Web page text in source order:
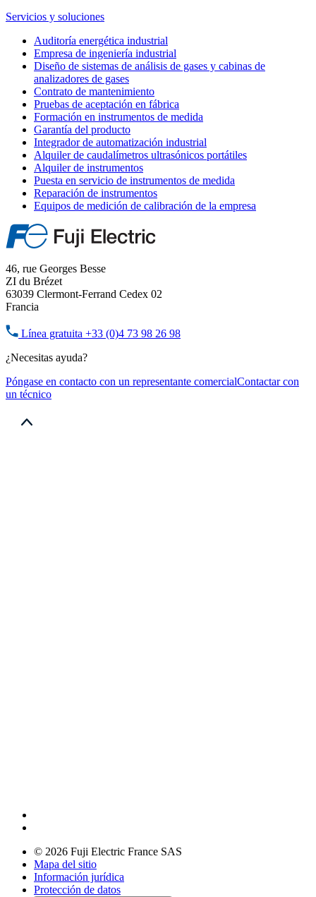
Servicios y soluciones
Auditoría energética industrial
Empresa de ingeniería industrial
Diseño de sistemas de análisis de gases y cabinas de
analizadores de gases
Contrato de mantenimiento
Pruebas de aceptación en fábrica
Formación en instrumentos de medida
Garantía del producto
Integrador de automatización industrial
Alquiler de caudalímetros ultrasónicos portátiles
Alquiler de instrumentos
Puesta en servicio de instrumentos de medida
Reparación de instrumentos
Equipos de medición de calibración de la empresa
46, rue Georges Besse
ZI du Brézet
63039 Clermont-Ferrand Cedex 02
Francia
Línea gratuita +33 (0)4 73 98 26 98
¿Necesitas ayuda?
Póngase en contacto con un representante comercialContactar con
un técnico
© 2026 Fuji Electric France SAS
Mapa del sitio
Información jurídica
Protección de datos